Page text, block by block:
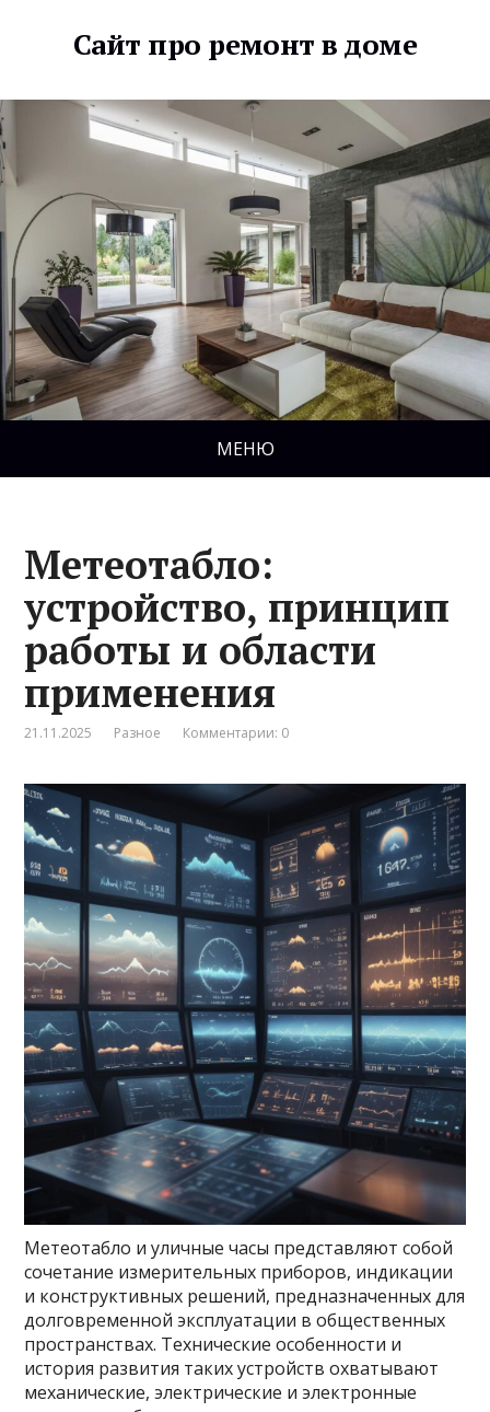
Сайт про ремонт в доме
МЕНЮ
Метеотабло:
устройство, принцип
работы и области
применения
21.11.2025 Разное Комментарии: 0
Метеотабло и уличные часы представляют собой
сочетание измерительных приборов, индикации
и конструктивных решений, предназначенных для
долговременной эксплуатации в общественных
пространствах. Технические особенности и
история развития таких устройств охватывают
механические, электрические и электронные